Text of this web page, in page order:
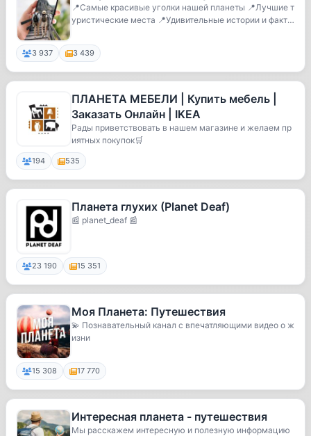
📍Самые красивые уголки нашей планеты 📍Лучшие т
уристические места 📍Удивительные истории и факты
3 937 3 439
ПЛАНЕТА МЕБЕЛИ | Купить мебель |
Заказать Онлайн | IKEA
Рады приветствовать в нашем магазине и желаем пр
иятных покупок🛒
194 535
Планета глухих (Planet Deaf)
📰 planet_deaf 📰
23 190 15 351
Моя Планета: Путешествия
💫 Познавательный канал с впечатляющими видео о ж
изни
15 308 17 770
Интересная планета - путешествия
Мы расскажем интересную и полезную информацию